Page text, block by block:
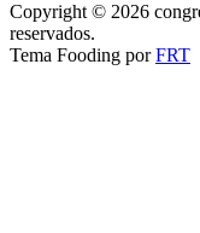
Copyright © 2026
reservados.
Tema Fooding porFRT